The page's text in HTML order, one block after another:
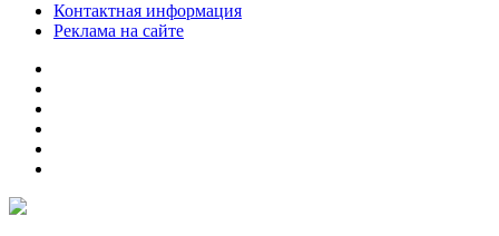
Контактная информация
Реклама на сайте